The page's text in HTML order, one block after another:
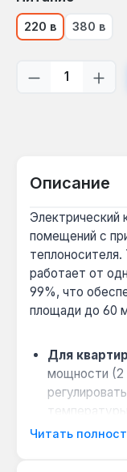
220 в 380 в
Описание
Электрический
помещений с
работает от
99%, что
площади до 60
Для
мощности (2
Читать